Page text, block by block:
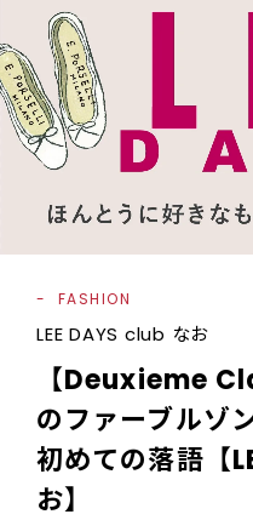
FASHION
LEE DAYS club なお
【Deuxieme
のファーブルゾ
初めての落語【
お】